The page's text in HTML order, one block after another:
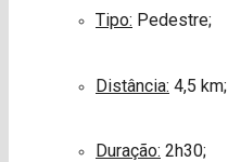
Tipo: Pedestre;
Distância: 4,5 km;
Duração: 2h30;